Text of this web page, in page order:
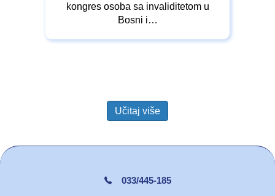
kongres osoba sa invaliditetom u
Bosni i…
Učitaj više
033/445-185